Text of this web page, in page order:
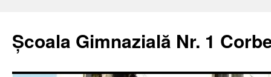
Școala Gimnazială Nr. 1